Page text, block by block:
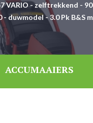
VARIO - zelftrekkend -
- duwmodel - 3.0 Pk B&S
ACCUMAAIERS